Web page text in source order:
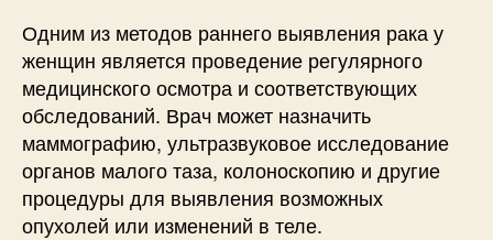
Одним из методов раннего выявления рака у
женщин является проведение регулярного
медицинского осмотра и соответствующих
обследований. Врач может назначить
маммографию, ультразвуковое исследование
органов малого таза, колоноскопию и другие
процедуры для выявления возможных
опухолей или изменений в теле.